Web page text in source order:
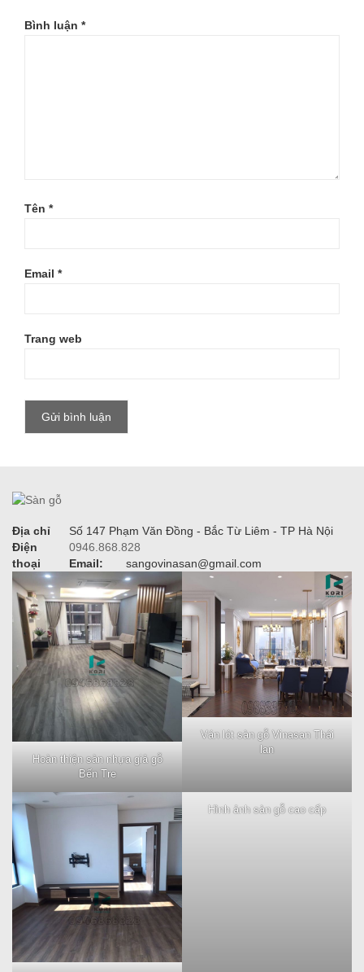
Bình luận *
Tên *
Email *
Trang web
Địa chỉ
Số 147 Phạm Văn Đồng - Bắc Từ Liêm - TP Hà Nội
Điện
thoại
0946.868.828
Email:
sangovinasan@gmail.com
Hoàn thiện sàn nhựa giả gỗ
Bến Tre
Ván lót sàn gỗ Vinasan Thái
lan